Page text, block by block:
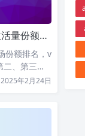
额排行榜
份额排名，v
、第三，
2025年2月24日